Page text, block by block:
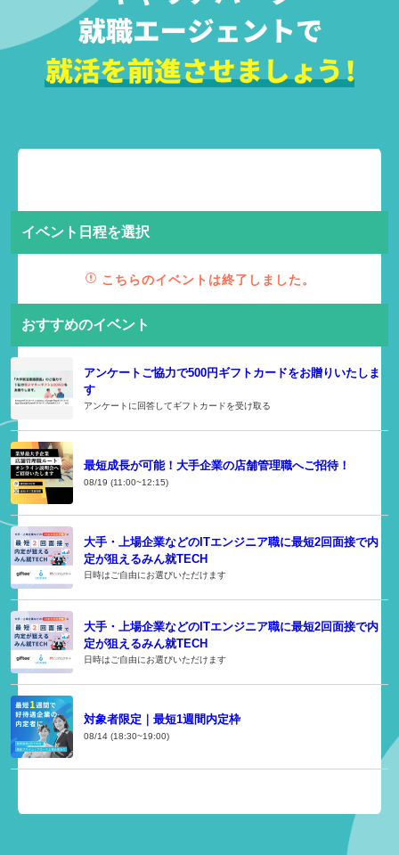
イベント日程を選択
こちらのイベントは終了しました。
おすすめのイベント
アンケートご協力で500円ギフトカードをお贈りいたしま
す
アンケートに回答してギフトカードを受け取る
最短成長が可能！大手企業の店舗管理職へご招待！
08/19 (11:00~12:15)
大手・上場企業などのITエンジニア職に最短2回面接で内
定が狙えるみん就TECH
日時はご自由にお選びいただけます
大手・上場企業などのITエンジニア職に最短2回面接で内
定が狙えるみん就TECH
日時はご自由にお選びいただけます
対象者限定｜最短1週間内定枠
08/14 (18:30~19:00)